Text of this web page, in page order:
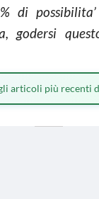
di
godersi
articoli più recenti